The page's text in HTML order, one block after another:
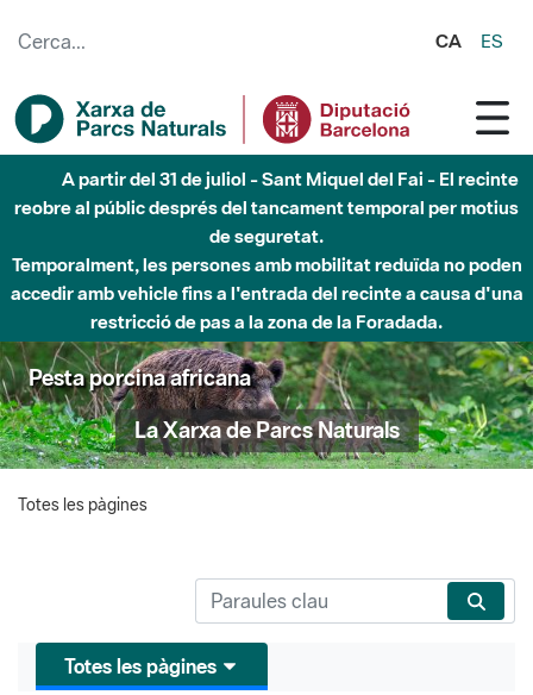
CA ES
A partir del 31 de juliol - Sant Miquel del Fai - El recinte
reobre al públic després del tancament temporal per motius
de seguretat.
Temporalment, les persones amb mobilitat reduïda no poden
accedir amb vehicle fins a l'entrada del recinte a causa d'una
restricció de pas a la zona de la Foradada.
Pesta porcina africana
La Xarxa de Parcs Naturals
Totes les pàgines
Totes les pàgines